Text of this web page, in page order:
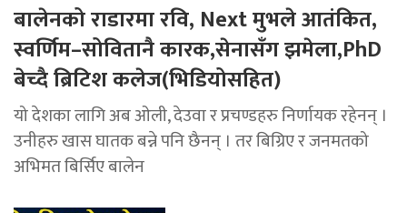
बालेनको राडारमा रवि, Next मुभले आतंकित,
स्वर्णिम–सोवितानै कारक,सेनासँग झमेला,PhD
बेच्दै ब्रिटिश कलेज(भिडियोसहित)
यो देशका लागि अब ओली, देउवा र प्रचण्डहरु निर्णायक रहेनन् ।
उनीहरु खास घातक बन्ने पनि छैनन् । तर बिग्रिए र जनमतको
अभिमत बिर्सिए बालेन